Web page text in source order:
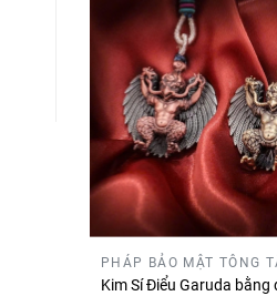
PHÁP BẢO MẬT TÔNG
Kim Sí Điểu Garuda bằng